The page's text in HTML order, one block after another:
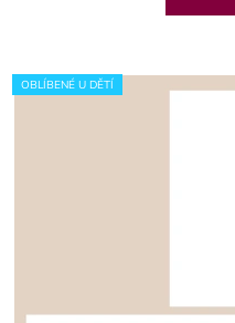
OBLÍBENÉ U DĚTÍ